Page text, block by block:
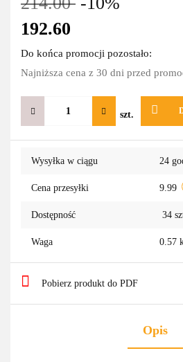
192.60
Do końca promocji pozostało:
Najniższa cena z 30 dni przed
szt.
Wysyłka w ciągu 24
Cena przesyłki 9.99
Dostępność 34
Waga 0.57
Pobierz produkt do PDF
Opis